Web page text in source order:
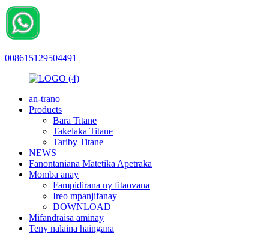
008615129504491
an-trano
Products
Bara Titane
Takelaka Titane
Tariby Titane
NEWS
Fanontaniana Matetika Apetraka
Momba anay
Fampidirana ny fitaovana
Ireo mpanjifanay
DOWNLOAD
Mifandraisa aminay
Teny nalaina haingana